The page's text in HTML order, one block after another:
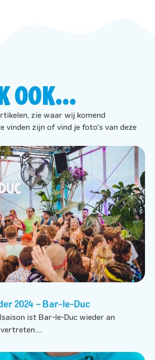
OOK...
zie waar wij komend
vinden zijn of vind je foto's van deze
2024 – Bar-le-Duc
ist Bar-le-Duc wieder an